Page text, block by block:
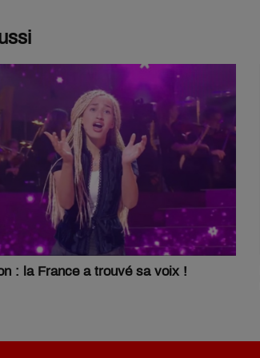
: la France a trouvé sa voix !